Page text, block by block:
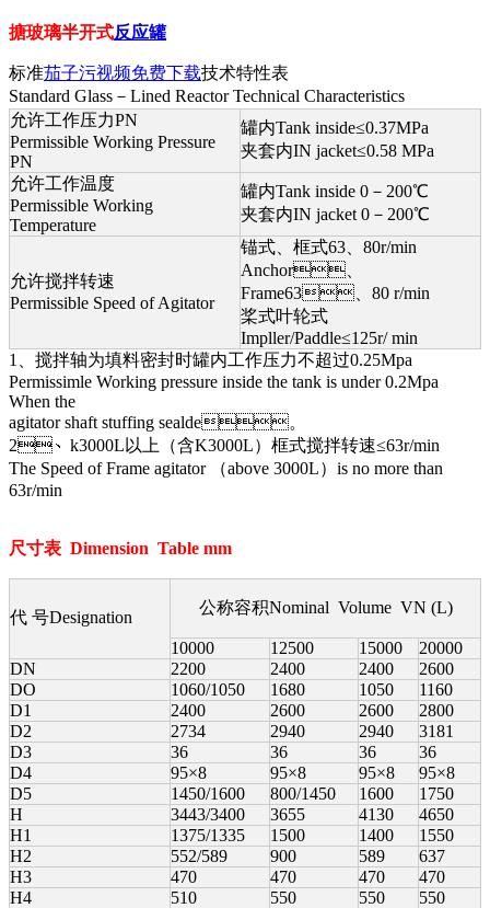
搪玻璃半开式反应罐
标准茄子污视频免费下载技术特性表
Standard Glass－Lined Reactor Technical Characteristics
允许工作压力PN
Permissible Working Pressure
PN
罐内Tank inside≤0.37MPa
夹套内IN jacket≤0.58 MPa
允许工作温度
Permissible Working
Temperature
罐内Tank inside 0－200℃
夹套内IN jacket 0－200℃
允许搅拌转速
Permissible Speed of Agitator
锚式、框式63、80r/min
Anchor、
Frame63、80 r/min
桨式叶轮式
Impller/Paddle≤125r/ min
1、搅拌轴为填料密封时罐内工作压力不超过0.25Mpa
Permissimle Working pressure inside the tank is under 0.2Mpa
When the
agitator shaft stuffing sealde。
2、k3000L以上（含K3000L）框式搅拌转速≤63r/min
The Speed of Frame agitator （above 3000L）is no more than
63r/min
尺寸表 Dimension Table mm
代 号Designation
公称容积Nominal Volume VN (L)
10000 12500 15000
20000
DN
2200 2400 2400
2600
DO
1060/1050 1680 1050
1160
D1
2400 2600 2600
2800
D2
2734 2940 2940
3181
D3
36 36 36
36
D4
95×8 95×8 95×8
95×8
D5
1450/1600 800/1450 1600
1750
H
3443/3400 3655 4130
4650
H1
1375/1335 1500 1400
1550
H2
552/589 900 589
637
H3
470 470 470
470
H4
510 550 550 550